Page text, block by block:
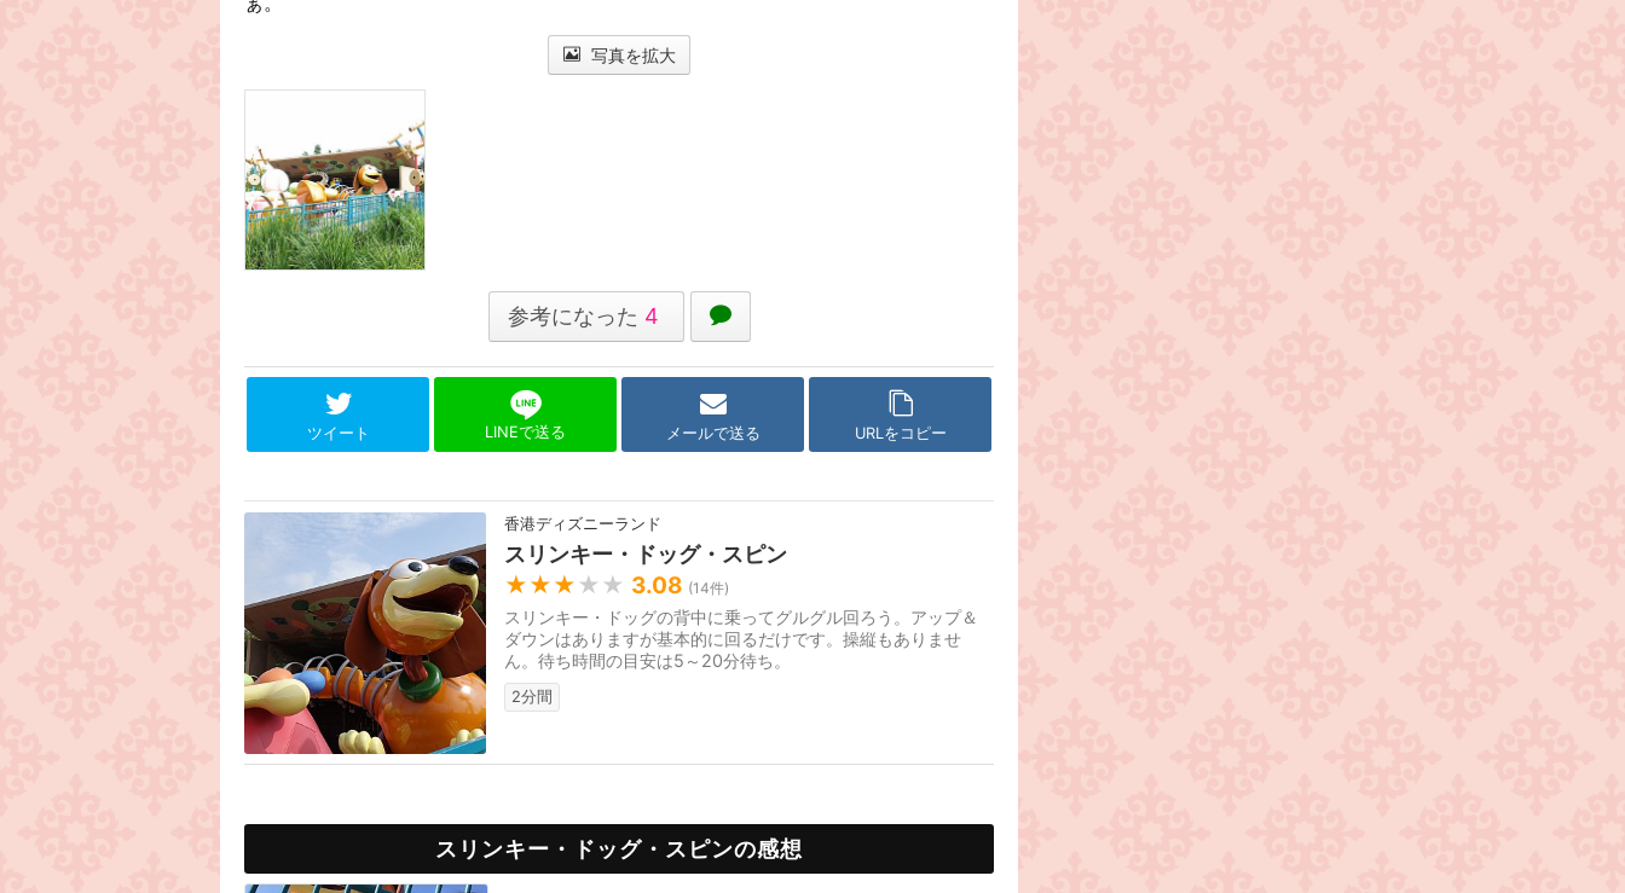
写真を拡大
参考になった 4
ツイート LINEで送る メールで送る URLをコピー
香港ディズニーランド
スリンキー・ドッグ・スピン
★★★ ★★ 3.08 (14件)
スリンキー・ドッグの背中に乗ってグルグル回ろう。アップ＆
ダウンはありますが基本的に回るだけです。操縦もありませ
ん。待ち時間の目安は5～20分待ち。
2分間
スリンキー・ドッグ・スピンの感想